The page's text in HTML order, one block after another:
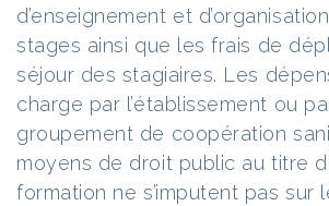
d’enseignement et
stages ainsi que les frais de
séjour des stagiaires. Les
charge par l’établissement ou
groupement de coopération
moyens de droit public au titre
formation ne s’imputent pas sur